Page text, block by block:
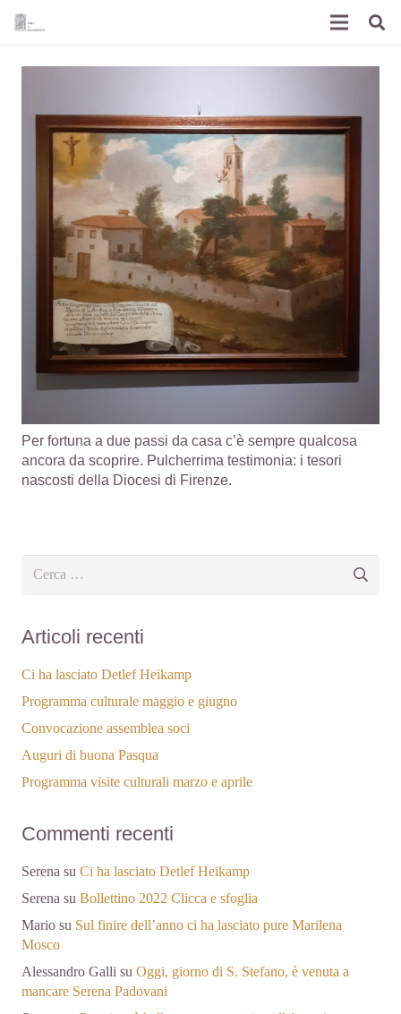
Per fortuna a due passi da casa c’è sempre qualcosa
ancora da scoprire. Pulcherrima testimonia: i tesori
nascosti della Diocesi di Firenze.
Articoli recenti
Ci ha lasciato Detlef Heikamp
Programma culturale maggio e giugno
Convocazione assemblea soci
Auguri di buona Pasqua
Programma visite culturali marzo e aprile
Commenti recenti
Serena su Ci ha lasciato Detlef Heikamp
Serena su Bollettino 2022 Clicca e sfoglia
Mario su Sul finire dell’anno ci ha lasciato pure Marilena
Mosco
Alessandro Galli su Oggi, giorno di S. Stefano, è venuta a
mancare Serena Padovani